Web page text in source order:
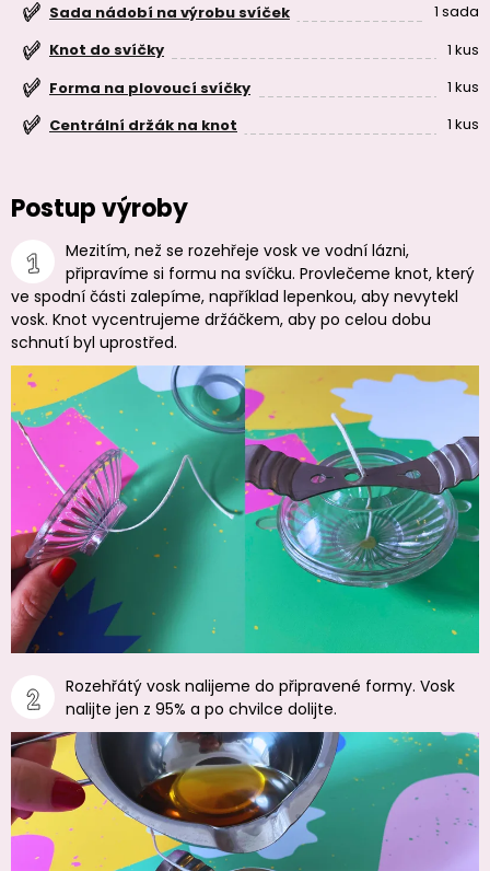
Sada nádobí na výrobu svíček
1 sada
Knot do svíčky
1 kus
Forma na plovoucí svíčky
1 kus
Centrální držák na knot
1 kus
Postup výroby
Mezitím, než se rozehřeje vosk ve vodní lázni,
připravíme si formu na svíčku. Provlečeme knot, který
ve spodní části zalepíme, například lepenkou, aby nevytekl
vosk. Knot vycentrujeme držáčkem, aby po celou dobu
schnutí byl uprostřed.
Rozehřátý vosk nalijeme do připravené formy. Vosk
nalijte jen z 95% a po chvilce dolijte.